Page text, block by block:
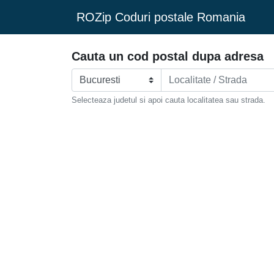
ROZip Coduri postale Romania
Cauta un cod postal dupa adresa
Selecteaza judetul si apoi cauta localitatea sau strada.